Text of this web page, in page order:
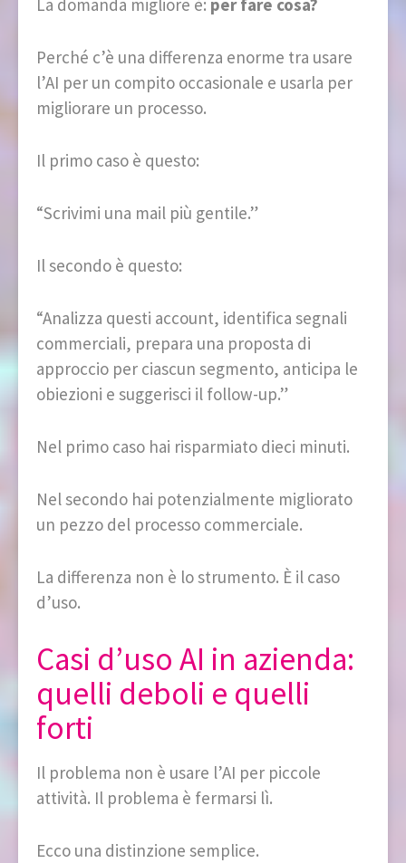
La domanda migliore è: per fare cosa?
Perché c’è una differenza enorme tra usare
l’AI per un compito occasionale e usarla per
migliorare un processo.
Il primo caso è questo:
“Scrivimi una mail più gentile.”
Il secondo è questo:
“Analizza questi account, identifica segnali
commerciali, prepara una proposta di
approccio per ciascun segmento, anticipa le
obiezioni e suggerisci il follow-up.”
Nel primo caso hai risparmiato dieci minuti.
Nel secondo hai potenzialmente migliorato
un pezzo del processo commerciale.
La differenza non è lo strumento. È il caso
d’uso.
Casi d’uso AI in azienda:
quelli deboli e quelli
forti
Il problema non è usare l’AI per piccole
attività. Il problema è fermarsi lì.
Ecco una distinzione semplice.